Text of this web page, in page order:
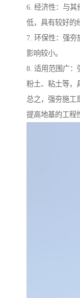
6. 经济性：与其
低，具有较好的
7. 环保性：强夯
影响较小。
8. 适用范围广：
粉土、粘土等，
总之，强夯施工
提高地基的工程